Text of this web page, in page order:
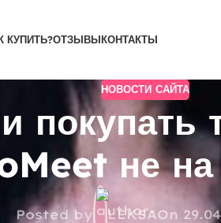
КУПИТЬ?ОТЗЫВЫКОНТАКТЫ
НОВОСТИ САЙТА
не
Posted by LEKSAOn